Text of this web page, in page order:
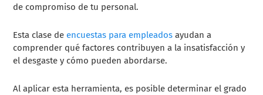
de compromiso de tu personal.
Esta clase de encuestas para empleados ayudan a
comprender qué factores contribuyen a la insatisfacción y
el desgaste y cómo pueden abordarse.
Al aplicar esta herramienta, es posible determinar el grado